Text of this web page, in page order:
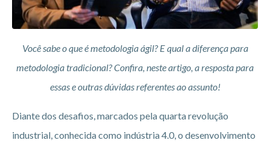
Você sabe o que é metodologia ágil? E qual a diferença para
metodologia tradicional? Confira, neste artigo, a resposta para
essas e outras dúvidas referentes ao assunto!
Diante dos desafios, marcados pela quarta revolução
industrial, conhecida como indústria 4.0, o desenvolvimento